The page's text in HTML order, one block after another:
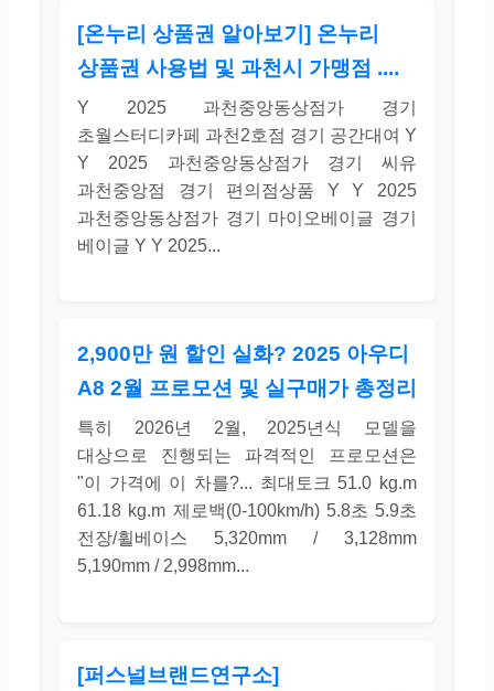
[온누리 상품권 알아보기] 온누리
상품권 사용법 및 과천시 가맹점 ....
Y 2025 과천중앙동상점가 경기
초월스터디카페 과천2호점 경기 공간대여 Y
Y 2025 과천중앙동상점가 경기 씨유
과천중앙점 경기 편의점상품 Y Y 2025
과천중앙동상점가 경기 마이오베이글 경기
베이글 Y Y 2025...
2,900만 원 할인 실화? 2025 아우디
A8 2월 프로모션 및 실구매가 총정리
특히 2026년 2월, 2025년식 모델을
대상으로 진행되는 파격적인 프로모션은
"이 가격에 이 차를?... 최대토크 51.0 kg.m
61.18 kg.m 제로백(0-100km/h) 5.8초 5.9초
전장/휠베이스 5,320mm / 3,128mm
5,190mm / 2,998mm...
[퍼스널브랜드연구소]